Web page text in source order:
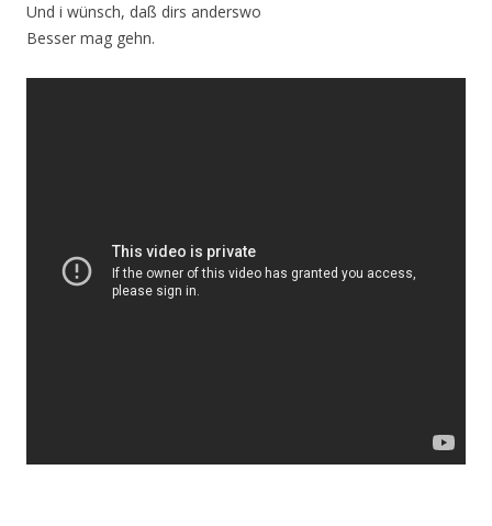
Und i wünsch, daß dirs anderswo
Besser mag gehn.